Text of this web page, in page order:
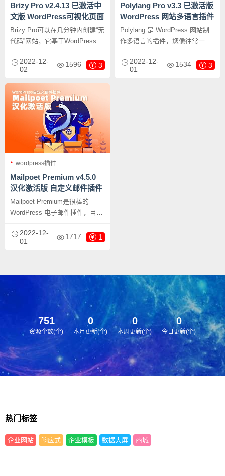
Brizy Pro v2.4.13 已激活中
文版 WordPress可视化页面
编辑器
Brizy Pro可以在几分钟内创建“无
代码”网站，它基于WordPress，
建，用于创建整站模板或单个页
面都是非常出色的。功能可以与
Elementor媲美，但相较来说更轻
量，更方便，插件集成的大量设
计模板可以一键导入。
2022-12-
02
1596 3
Polylang Pro v3.3 已激活版
WordPress 网站多语言插件
Polylang 是 WordPress 网站制
作多语言的插件，您像往常一样
子标签，为它们中的每一个定义
语言，选择翻译它们，Polylang
2022-12-
01
1534 3
wordpress插件
Mailpoet Premium v4.5.0
汉化激活版 自定义邮件插件
Mailpoet Premium是很棒的
WordPress 电子邮件插件，目前
用 MailPoet 与他们的订阅客户保
持联系，MailPoet 可与
件发送到收件箱，创建大批忠实
订阅者，本插件自带大量精心设
计的电子邮件模板供您选择，此
外，你还可直接从您的媒体库快
速添加内容和图像。 无需将文件
上传到第三方服务，一切就绪，
随时可以在您的 WordPress 仪表
板中使用。
2022-12-
01
1717 1
751
资源个数(个)
0
本月更新(个)
0
本周更新(个)
0
今日更新(个)
热门标签
企业网站 响应式 企业模板 数据大屏 商城